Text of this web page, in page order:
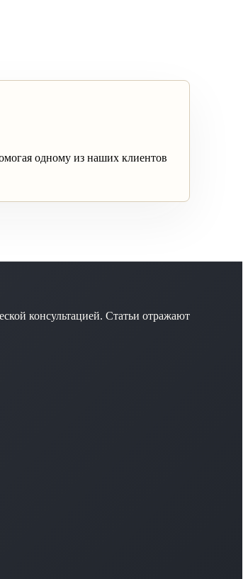
одному из наших клиентов
консультацией. Статьи отражают